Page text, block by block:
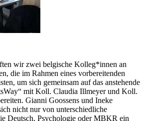
wir zwei belgische Kolleg*innen an
die im Rahmen eines vorbereitenden
um sich gemeinsam auf das anstehende
mit Koll. Claudia Illmeyer und Koll.
Gianni Goossens und Ineke
nicht nur von unterschiedliche
Deutsch, Psychologie oder MBKR ein